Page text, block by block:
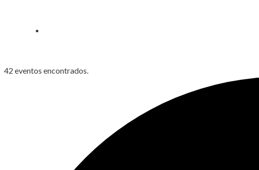
42 eventos encontrados.